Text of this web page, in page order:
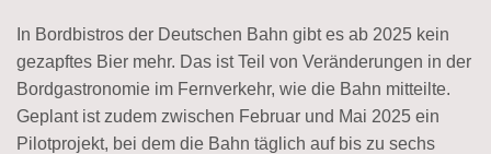
In Bordbistros der Deutschen Bahn gibt es ab 2025 kein
gezapftes Bier mehr. Das ist Teil von Veränderungen in der
Bordgastronomie im Fernverkehr, wie die Bahn mitteilte.
Geplant ist zudem zwischen Februar und Mai 2025 ein
Pilotprojekt, bei dem die Bahn täglich auf bis zu sechs